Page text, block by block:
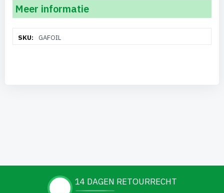
Meer informatie
informatieGAFOIL
14 DAGEN RETOURRECHT